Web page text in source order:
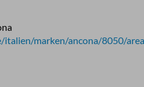
italien/marken/ancona/8050/